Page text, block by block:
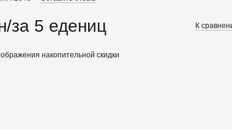
за 5 едениц К
накопительной скидки